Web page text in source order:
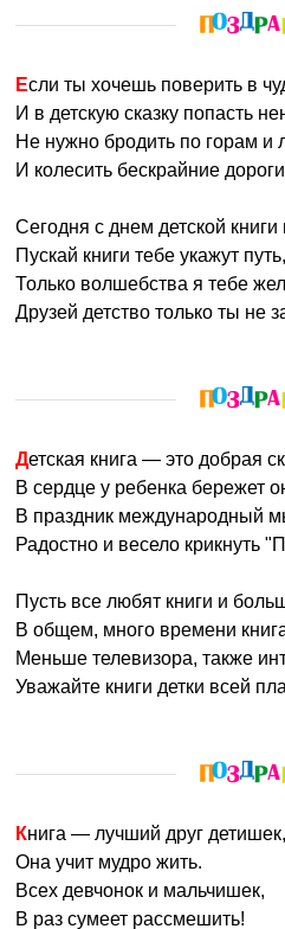
Если ты хочешь поверить в
И в детскую сказку попасть
Не нужно бродить по горам и
И колесить бескрайние
Сегодня с днем детской
Пускай книги тебе укажут путь,
Только волшебства я тебе
Друзей детство только ты не
Детская книга — это добрая
В сердце у ребенка бережет
В праздник международный
Радостно и весело крикнуть
Пусть все любят книги и
В общем, много времени
Меньше телевизора, также
Уважайте книги детки всей
Книга — лучший друг детишек,
Она учит мудро жить.
Всех девчонок и мальчишек,
В раз сумеет рассмешить!